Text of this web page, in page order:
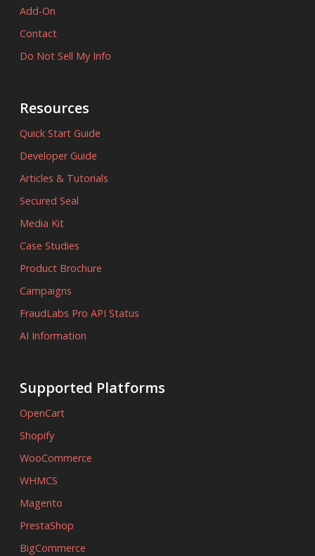
Add-On
Contact
Do Not Sell My Info
Resources
Quick Start Guide
Developer Guide
Articles & Tutorials
Secured Seal
Media Kit
Case Studies
Product Brochure
Campaigns
FraudLabs Pro API Status
AI Information
Supported Platforms
OpenCart
Shopify
WooCommerce
WHMCS
Magento
PrestaShop
BigCommerce